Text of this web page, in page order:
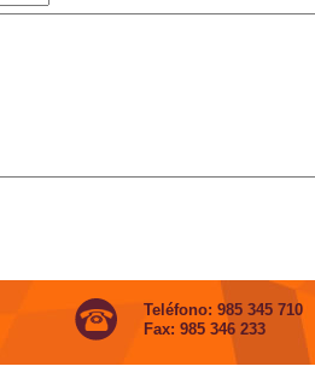
Teléfono: 985 345 710
Fax: 985 346 233